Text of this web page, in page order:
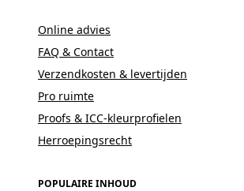
Online advies
FAQ & Contact
Verzendkosten & levertijden
Pro ruimte
Proofs & ICC-kleurprofielen
Herroepingsrecht
POPULAIRE INHOUD